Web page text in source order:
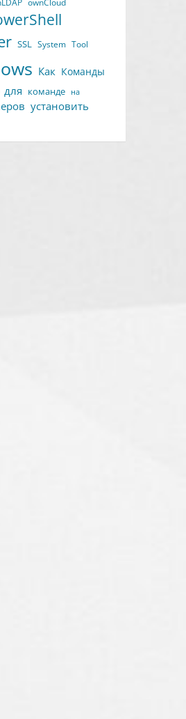
ownCloud
SSL System Tool
Как Команды
для команде на
установить